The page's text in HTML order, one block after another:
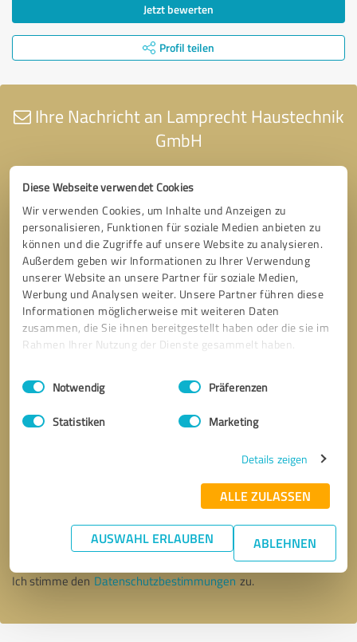
Diese Webseite verwendet Cookies
Wir verwenden Cookies, um Inhalte und Anzeigen zu
personalisieren, Funktionen für soziale Medien anbieten zu
können und die Zugriffe auf unsere Website zu analysieren.
Außerdem geben wir Informationen zu Ihrer Verwendung
unserer Website an unsere Partner für soziale Medien,
Werbung und Analysen weiter. Unsere Partner führen diese
Informationen möglicherweise mit weiteren Daten
zusammen, die Sie ihnen bereitgestellt haben oder die sie im
Rahmen Ihrer Nutzung der Dienste gesammelt haben.
Impressum Datenschutzbestimmungen
Einwilligungsauswahl
Notwendig Präferenzen
Statistiken Marketing
Details zeigen
ALLE ZULASSEN
AUSWAHL ERLAUBEN ABLEHNEN
Jetzt bewerten
Profil teilen
Ihre Nachricht an Lamprecht Haustechnik
GmbH
* Erforderliche Angaben
Nachricht senden
Ich stimme den Datenschutzbestimmungen zu.